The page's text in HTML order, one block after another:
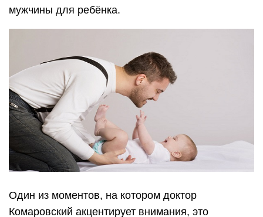
мужчины для ребёнка.
Один из моментов, на котором доктор
Комаровский акцентирует внимания, это